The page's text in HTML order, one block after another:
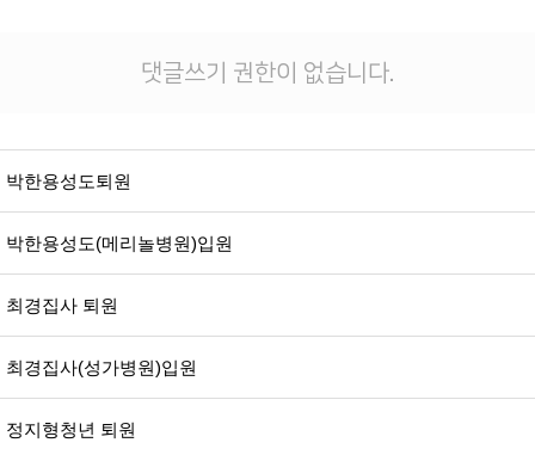
댓글쓰기 권한이 없습니다.
박한용성도퇴원
박한용성도(메리놀병원)입원
최경집사 퇴원
최경집사(성가병원)입원
정지형청년 퇴원